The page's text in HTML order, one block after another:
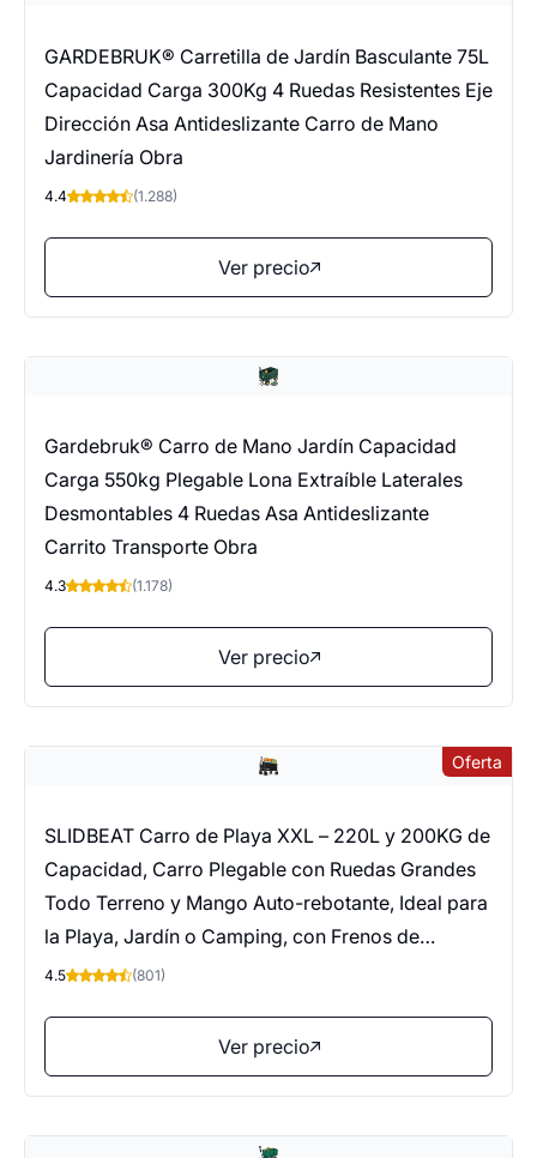
GARDEBRUK® Carretilla de Jardín Basculante 75L
Capacidad Carga 300Kg 4 Ruedas Resistentes Eje
Dirección Asa Antideslizante Carro de Mano
Jardinería Obra
4.4 (1.288)
Ver precio
Gardebruk® Carro de Mano Jardín Capacidad
Carga 550kg Plegable Lona Extraíble Laterales
Desmontables 4 Ruedas Asa Antideslizante
Carrito Transporte Obra
4.3 (1.178)
Ver precio
Oferta
SLIDBEAT Carro de Playa XXL – 220L y 200KG de
Capacidad, Carro Plegable con Ruedas Grandes
Todo Terreno y Mango Auto-rebotante, Ideal para
la Playa, Jardín o Camping, con Frenos de
Seguridad
4.5 (801)
Ver precio